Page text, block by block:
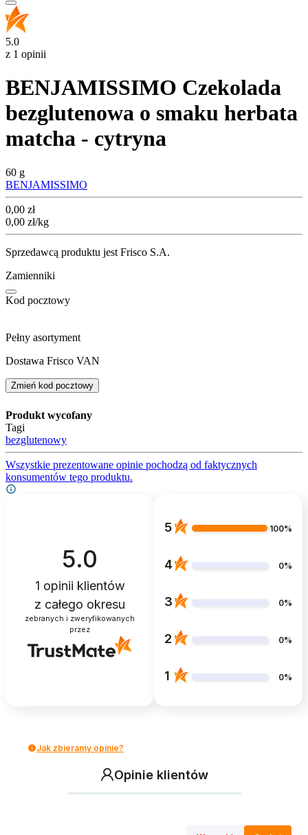
5.0
z 1 opinii
BENJAMISSIMO Czekolada
bezglutenowa o smaku herbata
matcha - cytryna
60 g
BENJAMISSIMO
Cena
0,00 zł
0,00 zł/kg
Sprzedawcą produktu jest Frisco S.A.
Zamienniki
Kod pocztowy
Pełny asortyment
Dostawa Frisco VAN
Zmień kod pocztowy
Produkt wycofany
Tagi
bezglutenowy
Wszystkie prezentowane opinie pochodzą od faktycznych
konsumentów tego produktu.
5.0
1 opinii klientów
z całego okresu
zebranych i zweryfikowanych
przez
5 100%
4 0%
3 0%
2 0%
1 0%
Jak zbieramy opinie?
Opinie klientów